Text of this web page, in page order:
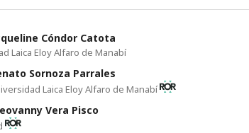
Cóndor Catota
Laica Eloy Alfaro de Manabí
Sornoza Parrales
Laica Eloy Alfaro de Manabí
Vera Pisco